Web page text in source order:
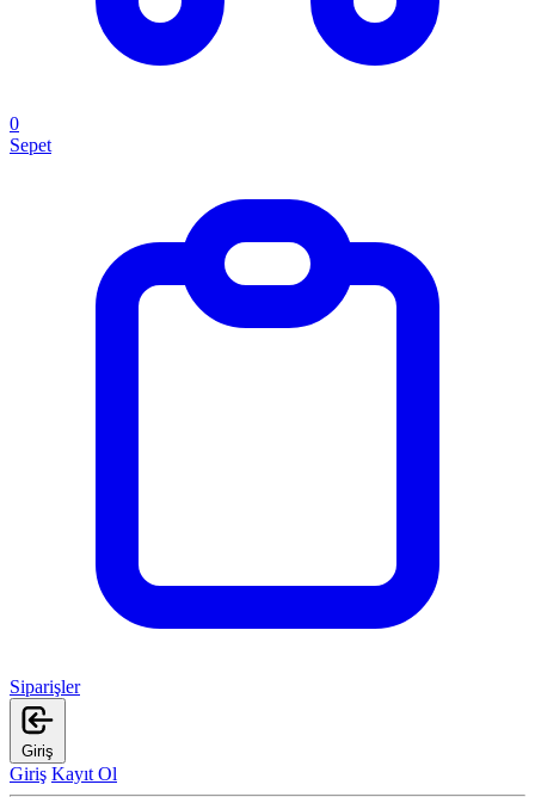
0
Sepet
Siparişler
Giriş
Giriş Kayıt Ol